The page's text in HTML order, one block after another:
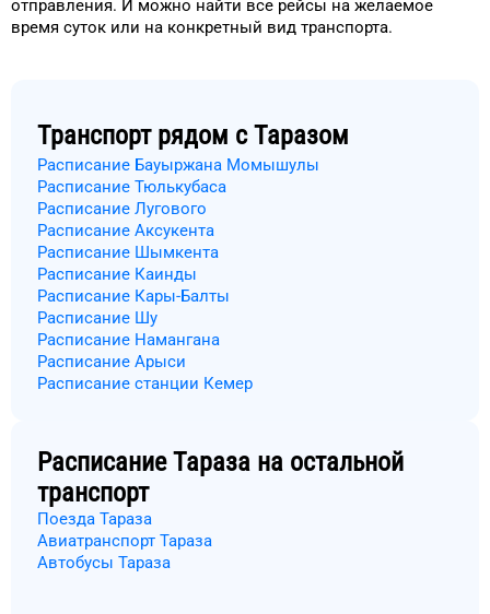
отправления. И можно найти все рейсы на желаемое
время суток или на конкретный вид транспорта.
Транспорт рядом с Таразом
Расписание Бауыржана Момышулы
Расписание Тюлькубаса
Расписание Лугового
Расписание Аксукента
Расписание Шымкента
Расписание Каинды
Расписание Кары-Балты
Расписание Шу
Расписание Намангана
Расписание Арыси
Расписание станции Кемер
РасписаниеТараза на остальной
транспорт
Поезда Тараза
Авиатранспорт Тараза
Автобусы Тараза